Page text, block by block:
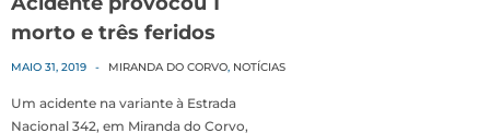
morto e três feridos
MAIO 31, 2019 - MIRANDA DO CORVO, NOTÍCIAS
Um acidente na variante à Estrada
Nacional 342, em Miranda do Corvo,